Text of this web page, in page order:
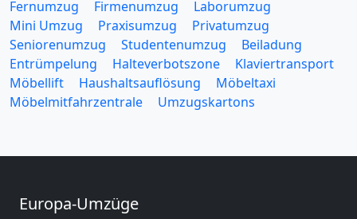
Fernumzug
Firmenumzug
Laborumzug
Mini Umzug
Praxisumzug
Privatumzug
Seniorenumzug
Studentenumzug
Beiladung
Entrümpelung
Halteverbotszone
Klaviertransport
Möbellift
Haushaltsauflösung
Möbeltaxi
Möbelmitfahrzentrale
Umzugskartons
Europa-Umzüge